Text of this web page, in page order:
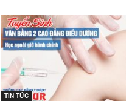
TIN TỨC